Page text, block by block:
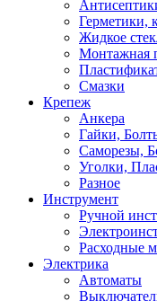
Герметики,
Жидкое
Монтажная
Смазки
Крепеж
Анкера
Гайки,
Саморезы,
Уголки,
Разное
Инструмент
Ручной
Расходные
Электрика
Автоматы